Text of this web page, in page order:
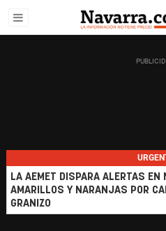
LA AEMET DISPARA ALERTAS EN
AMARILLOS Y NARANJAS POR
GRANIZO